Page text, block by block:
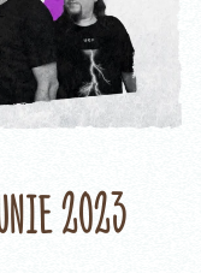
2023